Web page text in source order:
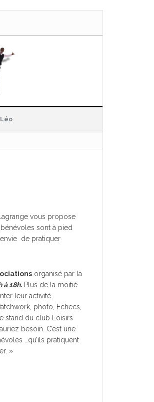
Léo
vous propose
sont à pied
de pratiquer
organisé par la
à 18h. Plus de la moitié
leur activité.
photo, Echecs,
stand du club Loisirs
besoin. C’est une
…qu’ils pratiquent
»